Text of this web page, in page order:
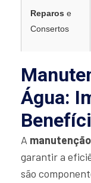
Reparos e
Consertos
Água:
A
garantir a
são